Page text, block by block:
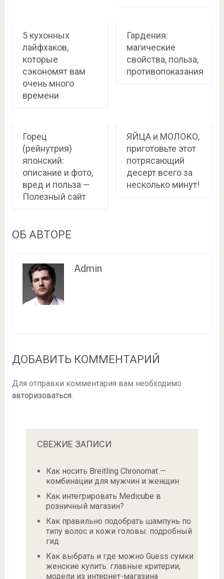
5 кухонных
лайфхаков,
которые
сэкономят вам
очень много
времени
Гардения:
магические
свойства, польза,
противопоказания
Горец
(рейнутрия)
японский:
описание и фото,
вред и польза —
Полезный сайт
ЯЙЦА и МОЛОКО,
приготовьте этот
потрясающий
десерт всего за
несколько минут!
ОБ АВТОРЕ
Admin
ДОБАВИТЬ КОММЕНТАРИЙ
Для отправки комментария вам необходимо
авторизоваться.
СВЕЖИЕ ЗАПИСИ
Как носить Breitling Chronomat —
комбинации для мужчин и женщин
Как интегрировать Medicube в
розничный магазин?
Как правильно подобрать шампунь по
типу волос и кожи головы: подробный
гид
Как выбрать и где можно Guess сумки
женские купить: главные критерии,
модели из интернет-магазина